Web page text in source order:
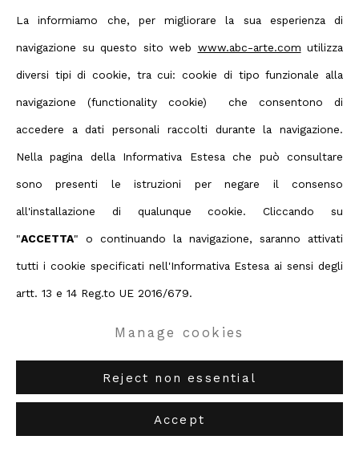
Privacy Policy
Manage cookies
Terms & Conditions
Contact us on Whatsapp
Copyright © 2026 ABC ARTE
La informiamo che, per migliorare la sua esperienza di
navigazione su questo sito web www.abc-arte.com utilizza
diversi tipi di cookie, tra cui: cookie di tipo funzionale alla
navigazione (functionality cookie) che consentono di
accedere a dati personali raccolti durante la navigazione.
Nella pagina della Informativa Estesa che può consultare
sono presenti le istruzioni per negare il consenso
all'installazione di qualunque cookie. Cliccando su
"ACCETTA" o continuando la navigazione, saranno attivati
tutti i cookie specificati nell'Informativa Estesa ai sensi degli
artt. 13 e 14 Reg.to UE 2016/679.
Manage cookies
Reject non essential
Accept
50x50 cm
Share